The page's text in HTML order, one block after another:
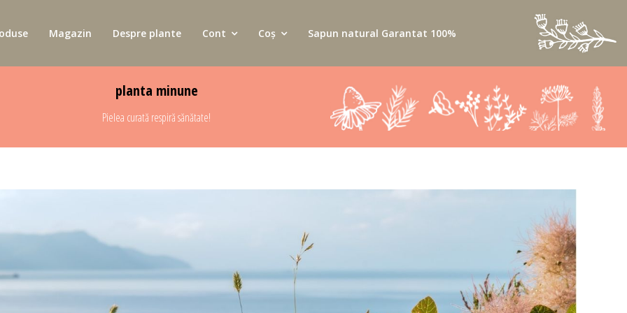
Magazin Despre plante Cont Coș Sapun natural Garantat 100%
planta minune
Pielea curată respiră sănătate!